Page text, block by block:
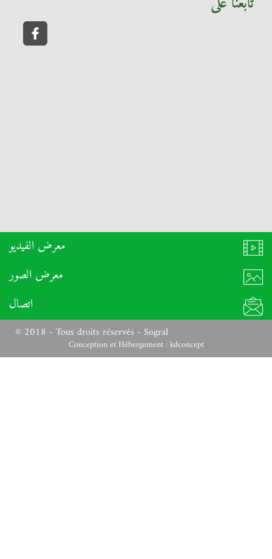
معرض الفيديو
معرض الصور
اتصال
© 2018 - Tous droits réservés - Sogral
Conception et Hébergement : kdconcept